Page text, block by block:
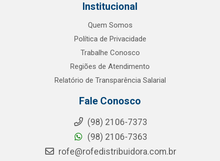
Institucional
Quem Somos
Política de Privacidade
Trabalhe Conosco
Regiões de Atendimento
Relatório de Transparência Salarial
Fale Conosco
(98) 2106-7373
(98) 2106-7363
rofe@rofedistribuidora.com.br